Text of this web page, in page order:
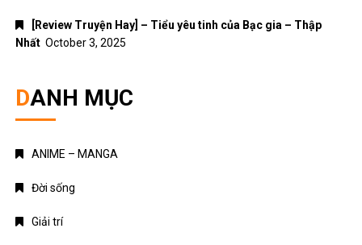
[Review Truyện Hay] – Tiểu yêu tinh của Bạc gia – Thập
Nhất October 3, 2025
DANH MỤC
ANIME – MANGA
Đời sống
Giải trí